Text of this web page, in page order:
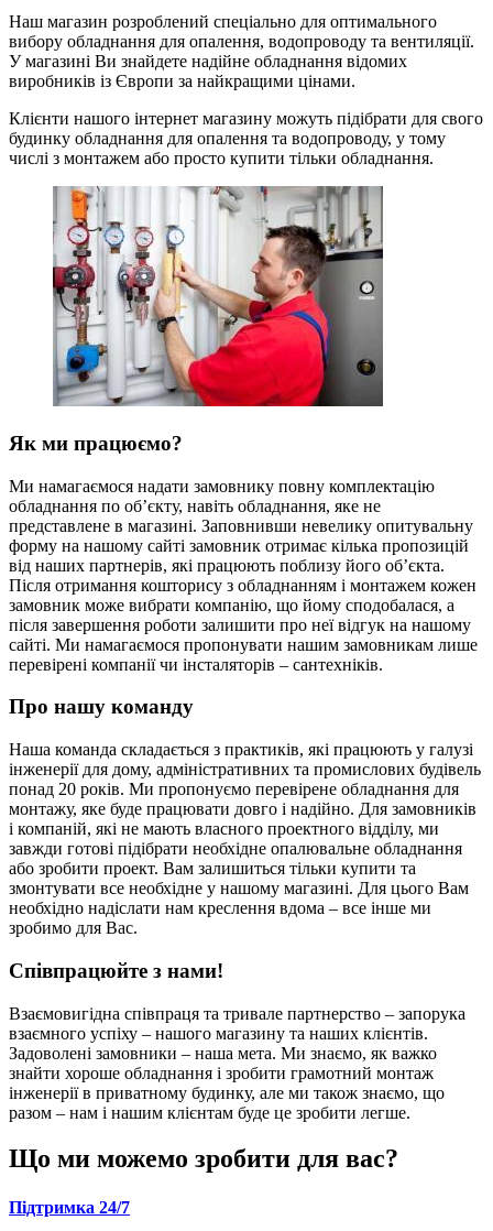
Наш магазин розроблений спеціально для оптимального
вибору обладнання для опалення, водопроводу та вентиляції.
У магазині Ви знайдете надійне обладнання відомих
виробників із Європи за найкращими цінами.
Клієнти нашого інтернет магазину можуть підібрати для свого
будинку обладнання для опалення та водопроводу, у тому
числі з монтажем або просто купити тільки обладнання.
Як ми працюємо?
Ми намагаємося надати замовнику повну комплектацію
обладнання по об’єкту, навіть обладнання, яке не
представлене в магазині. Заповнивши невелику опитувальну
форму на нашому сайті замовник отримає кілька пропозицій
від наших партнерів, які працюють поблизу його об’єкта.
Після отримання кошторису з обладнанням і монтажем кожен
замовник може вибрати компанію, що йому сподобалася, а
після завершення роботи залишити про неї відгук на нашому
сайті. Ми намагаємося пропонувати нашим замовникам лише
перевірені компанії чи інсталяторів – сантехніків.
Про нашу команду
Наша команда складається з практиків, які працюють у галузі
інженерії для дому, адміністративних та промислових будівель
понад 20 років. Ми пропонуємо перевірене обладнання для
монтажу, яке буде працювати довго і надійно. Для замовників
і компаній, які не мають власного проектного відділу, ми
завжди готові підібрати необхідне опалювальне обладнання
або зробити проект. Вам залишиться тільки купити та
змонтувати все необхідне у нашому магазині. Для цього Вам
необхідно надіслати нам креслення вдома – все інше ми
зробимо для Вас.
Співпрацюйте з нами!
Взаємовигідна співпраця та тривале партнерство – запорука
взаємного успіху – нашого магазину та наших клієнтів.
Задоволені замовники – наша мета. Ми знаємо, як важко
знайти хороше обладнання і зробити грамотний монтаж
інженерії в приватному будинку, але ми також знаємо, що
разом – нам і нашим клієнтам буде це зробити легше.
Що ми можемо зробити для вас?
Підтримка 24/7